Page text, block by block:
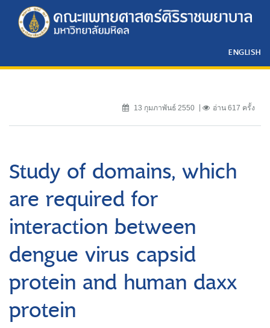
ENGLISH
13 กุมภาพันธ์ 2550 อ่าน 617 ครั้ง
Study of domains, which
are required for
interaction between
dengue virus capsid
protein and human daxx
protein